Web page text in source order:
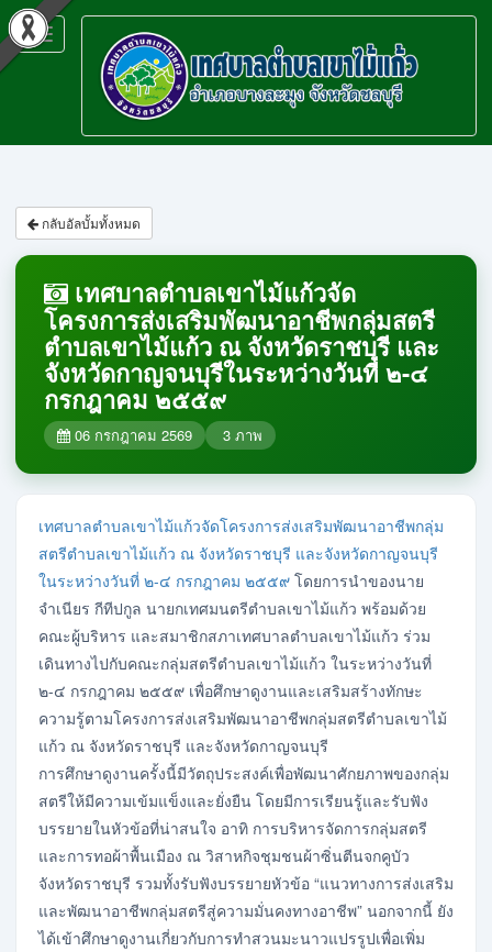
Toggle
navigation
กลับอัลบั้มทั้งหมด
เทศบาลตำบลเขาไม้แก้วจัด
โครงการส่งเสริมพัฒนาอาชีพกลุ่มสตรี
ตำบลเขาไม้แก้ว ณ จังหวัดราชบุรี และ
จังหวัดกาญจนบุรีในระหว่างวันที่ ๒-๔
กรกฎาคม ๒๕๕๙
06 กรกฎาคม 2569 3 ภาพ
เทศบาลตำบลเขาไม้แก้วจัดโครงการส่งเสริมพัฒนาอาชีพกลุ่ม
สตรีตำบลเขาไม้แก้ว ณ จังหวัดราชบุรี และจังหวัดกาญจนบุรี
ในระหว่างวันที่ ๒-๔ กรกฎาคม ๒๕๕๙ โดยการนำของนาย
จำเนียร กีทีปกูล นายกเทศมนตรีตำบลเขาไม้แก้ว พร้อมด้วย
คณะผู้บริหาร และสมาชิกสภาเทศบาลตำบลเขาไม้แก้ว ร่วม
เดินทางไปกับคณะกลุ่มสตรีตำบลเขาไม้แก้ว ในระหว่างวันที่
๒-๔ กรกฎาคม ๒๕๕๙ เพื่อศึกษาดูงานและเสริมสร้างทักษะ
ความรู้ตามโครงการส่งเสริมพัฒนาอาชีพกลุ่มสตรีตำบลเขาไม้
แก้ว ณ จังหวัดราชบุรี และจังหวัดกาญจนบุรี
การศึกษาดูงานครั้งนี้มีวัตถุประสงค์เพื่อพัฒนาศักยภาพของกลุ่ม
สตรีให้มีความเข้มแข็งและยั่งยืน โดยมีการเรียนรู้และรับฟัง
บรรยายในหัวข้อที่น่าสนใจ อาทิ การบริหารจัดการกลุ่มสตรี
และการทอผ้าพื้นเมือง ณ วิสาหกิจชุมชนผ้าซิ่นตีนจกคูบัว
จังหวัดราชบุรี รวมทั้งรับฟังบรรยายหัวข้อ “แนวทางการส่งเสริม
และพัฒนาอาชีพกลุ่มสตรีสู่ความมั่นคงทางอาชีพ” นอกจากนี้ ยัง
ได้เข้าศึกษาดูงานเกี่ยวกับการทำสวนมะนาวแปรรูปเพื่อเพิ่ม